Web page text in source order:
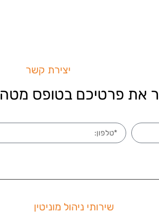
יצירת קשר
את פרטיכם בטופס
שירותי ניהול מוניטין